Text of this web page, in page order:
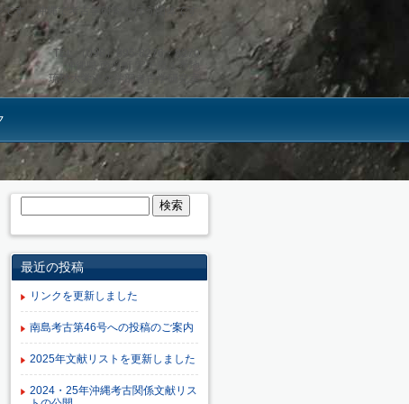
です。沖縄で考古学研究を行う団体です。
TEL.
（098）895-8276・8270
沖縄県 西原町 字千原１番地
琉球大学法文学部考古学研究室
最近の投稿
リンクを更新しました
南島考古第46号への投稿のご案内
2025年文献リストを更新しました
2024・25年沖縄考古関係文献リス